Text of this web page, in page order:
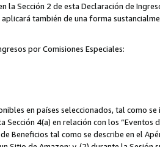
la Sección 2 de esta Declaración de
también de una forma
por Comisiones Especiales:
en países seleccionados, tal como
Sección 4(a) en relación con los
tal como se describe en el